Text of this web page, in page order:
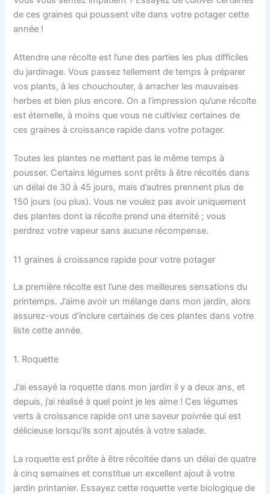
de ces graines qui poussent vite dans votre potager cette
année !
Attendre une récolte est l’une des parties les plus difficiles
du jardinage. Vous passez tellement de temps à préparer
vos plants, à les chouchouter, à arracher les mauvaises
herbes et bien plus encore. On a l’impression qu’une récolte
est éternelle, à moins que vous ne cultiviez certaines de
ces graines à croissance rapide dans votre potager.
Toutes les plantes ne mettent pas le même temps à
pousser. Certains légumes sont prêts à être récoltés dans
un délai de 30 à 45 jours, mais d’autres prennent plus de
150 jours (ou plus). Vous ne voulez pas avoir uniquement
des plantes dont la récolte prend une éternité ; vous
perdrez votre vapeur sans aucune récompense.
11 graines à croissance rapide pour votre potager
La première récolte est l’une des meilleures sensations du
printemps. J’aime avoir un mélange dans mon jardin, alors
assurez-vous d’inclure certaines de ces plantes dans votre
liste cette année.
1. Roquette
J’ai essayé la roquette dans mon jardin il y a deux ans, et
depuis, j’ai réalisé à quel point je les aime ! Ces légumes
verts à croissance rapide ont une saveur poivrée qui est
délicieuse lorsqu’ils sont ajoutés à votre salade.
La roquette est prête à être récoltée dans un délai de quatre
à cinq semaines et constitue un excellent ajout à votre
jardin printanier. Essayez cette roquette verte biologique de